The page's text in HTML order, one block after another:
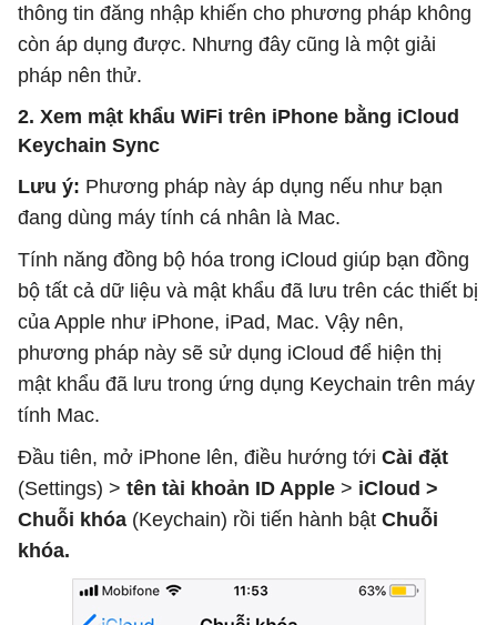
thông tin đăng nhập khiến cho phương pháp không
còn áp dụng được. Nhưng đây cũng là một giải
pháp nên thử.
2. Xem mật khẩu WiFi trên iPhone bằng iCloud
Keychain Sync
Lưu ý: Phương pháp này áp dụng nếu như bạn
đang dùng máy tính cá nhân là Mac.
Tính năng đồng bộ hóa trong iCloud giúp bạn đồng
bộ tất cả dữ liệu và mật khẩu đã lưu trên các thiết bị
của Apple như iPhone, iPad, Mac. Vậy nên,
phương pháp này sẽ sử dụng iCloud để hiện thị
mật khẩu đã lưu trong ứng dụng Keychain trên máy
tính Mac.
Đầu tiên, mở iPhone lên, điều hướng tới Cài đặt
(Settings) > tên tài khoản ID Apple > iCloud >
Chuỗi khóa (Keychain) rồi tiến hành bật Chuỗi
khóa.